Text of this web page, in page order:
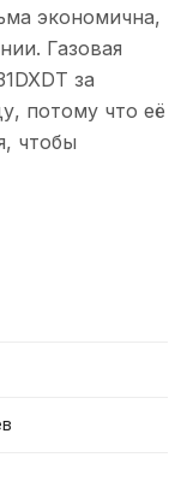
экономична,
Газовая
за
потому что её
чтобы